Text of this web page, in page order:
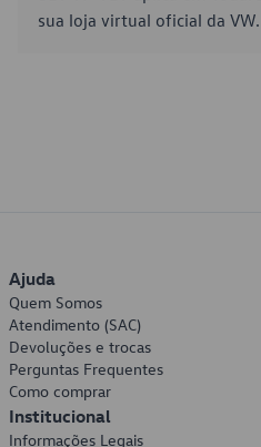
sua loja virtual oficial da VW.
Ajuda
Quem Somos
Atendimento (SAC)
Devoluções e trocas
Perguntas Frequentes
Como comprar
Institucional
Informações Legais